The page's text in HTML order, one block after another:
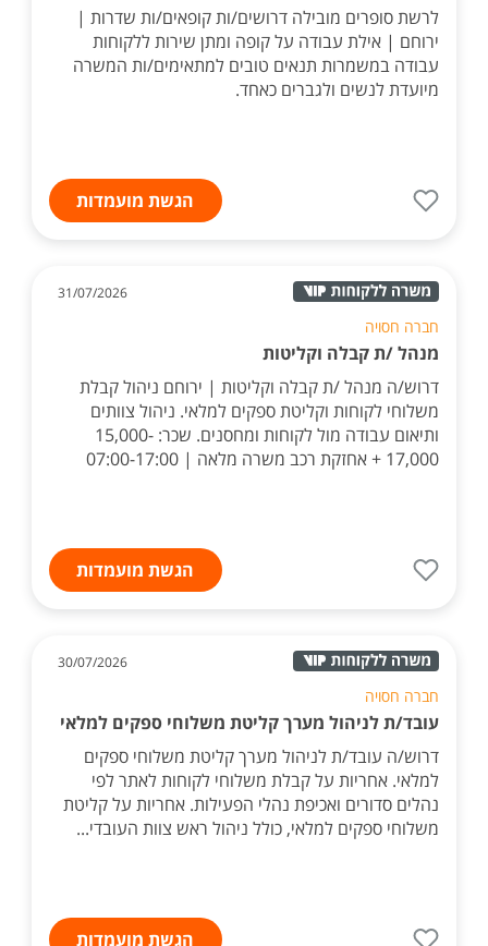
לרשת סופרים מובילה דרושים/ות קופאים/ות שדרות |
ירוחם | אילת עבודה על קופה ומתן שירות ללקוחות
עבודה במשמרות תנאים טובים למתאימים/ות המשרה
מיועדת לנשים ולגברים כאחד.
הגשת מועמדות
31/07/2026
חברה חסויה
מנהל /ת קבלה וקליטות
דרוש/ה מנהל /ת קבלה וקליטות | ירוחם ניהול קבלת
משלוחי לקוחות וקליטת ספקים למלאי. ניהול צוותים
ותיאום עבודה מול לקוחות ומחסנים. שכר: 15,000-
17,000 + אחזקת רכב משרה מלאה | 07:00-17:00
הגשת מועמדות
30/07/2026
חברה חסויה
עובד/ת לניהול מערך קליטת משלוחי ספקים למלאי
דרוש/ה עובד/ת לניהול מערך קליטת משלוחי ספקים
למלאי. אחריות על קבלת משלוחי לקוחות לאתר לפי
נהלים סדורים ואכיפת נהלי הפעילות. אחריות על קליטת
משלוחי ספקים למלאי, כולל ניהול ראש צוות העובדי...
הגשת מועמדות